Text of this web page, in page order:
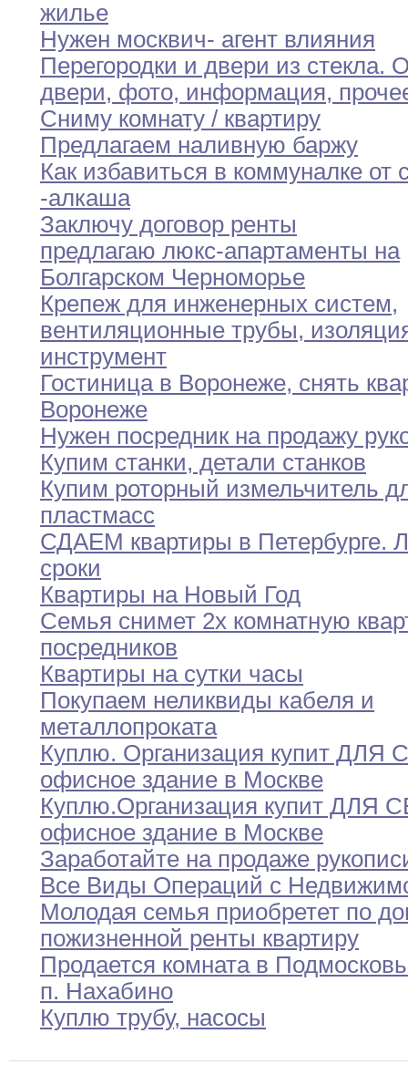
жилье
Нужен москвич- агент влияния
Перегородки и двери из стекла.
двери, фото, информация,
Cниму комнату / квартиру
Предлагаем наливную баржу
Как избавиться в коммуналке от
-алкаша
Заключу договор ренты
предлагаю люкс-апартаменты на
Болгарском Черноморье
Крепеж для инженерных систем,
вентиляционные трубы,
инструмент
Гостиница в Воронеже, снять
Воронеже
Нужен посредник на продажу
Купим станки, детали станков
Купим роторный измельчитель
пластмасс
СДАЕМ квартиры в Петербурге.
сроки
Квартиры на Новый Год
Семья снимет 2х комнатную
посредников
Квартиры на сутки часы
Покупаем неликвиды кабеля и
металлопроката
Куплю. Организация купит ДЛЯ
офисное здание в Москве
Куплю.Организация купит ДЛЯ
офисное здание в Москве
Заработайте на продаже
Все Виды Операций с
Молодая семья приобретет по
пожизненной ренты квартиру
Продается комната в
п. Нахабино
Куплю трубу, насосы